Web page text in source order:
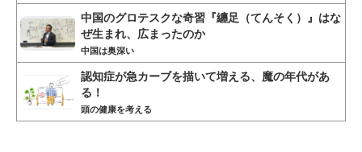
中国のグロテスクな奇習『纏足（てんそく）』はな
ぜ生まれ、広まったのか
中国は奥深い
認知症が急カーブを描いて増える、魔の年代があ
る！
頭の健康を考える